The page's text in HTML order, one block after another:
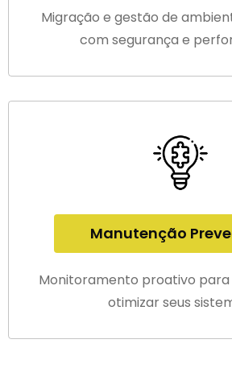
Migração e gestão de
com segurança e
Manutenção
Monitoramento proativo
otimizar seus